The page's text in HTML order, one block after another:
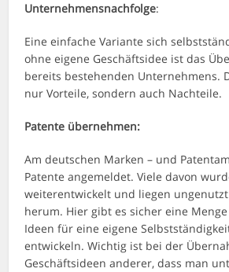
Unternehmensnachfolge:
Eine einfache Variante sich
ohne eigene Geschäftsidee ist das
bereits bestehenden Unternehmens.
nur Vorteile, sondern auch Nachteile.
Patente übernehmen:
Am deutschen Marken – und
Patente angemeldet. Viele davon
weiterentwickelt und liegen
herum. Hier gibt es sicher eine
Ideen für eine eigene
entwickeln. Wichtig ist bei der
Geschäftsideen anderer, dass man